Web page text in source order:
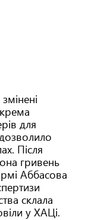
для
Після
гривень
Аббасова
склала
у ХАЦі.